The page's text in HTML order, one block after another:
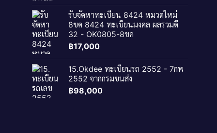
รับจัดหาทะเบียน 8424 หมวดใหม่
8ขค 8424 ทะเบียนมงคล ผลรวมดี
32 - OK0805-8ขค
฿17,000
15.Okdee ทะเบียนรถ 2552 - 7กพ
2552 จากกรมขนส่ง
฿98,000